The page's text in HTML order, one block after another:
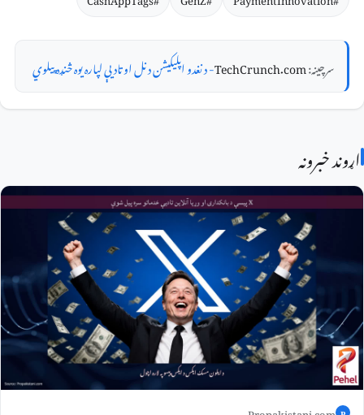
سرچینه:TechCrunch.com- د نغدو اپلیکیشن د نل او تادیې لپاره یوه څنډه پیلوي
اړوند خبرونه